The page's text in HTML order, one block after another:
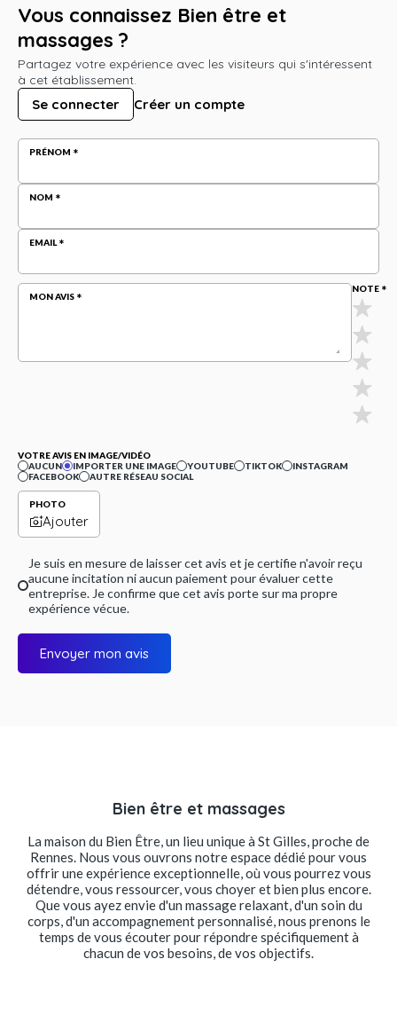
Vous connaissez Bien être et
massages ?
Partagez votre expérience avec les visiteurs qui s'intéressent
à cet établissement.
Se connecter Créer un compte
PRÉNOM
NOM
EMAIL
MON AVIS
NOTE
VOTRE AVIS EN IMAGE/VIDÉO
AUCUN
IMPORTER UNE IMAGE YOUTUBE TIKTOK
INSTAGRAM
FACEBOOK
AUTRE RÉSEAU SOCIAL
PHOTO
Ajouter
Je suis en mesure de laisser cet avis et je certifie n'avoir reçu
aucune incitation ni aucun paiement pour évaluer cette
entreprise. Je confirme que cet avis porte sur ma propre
expérience vécue.
Envoyer mon avis
Bien être et massages
La maison du Bien Être, un lieu unique à St Gilles, proche de
Rennes. Nous vous ouvrons notre espace dédié pour vous
offrir une expérience exceptionnelle, où vous pourrez vous
détendre, vous ressourcer, vous choyer et bien plus encore.
Que vous ayez envie d'un massage relaxant, d'un soin du
corps, d'un accompagnement personnalisé, nous prenons le
temps de vous écouter pour répondre spécifiquement à
chacun de vos besoins, de vos objectifs.